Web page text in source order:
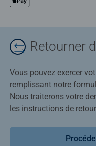
Retourner
Vous pouvez exercer
remplissant notre
Nous traiterons votre
les instructions de